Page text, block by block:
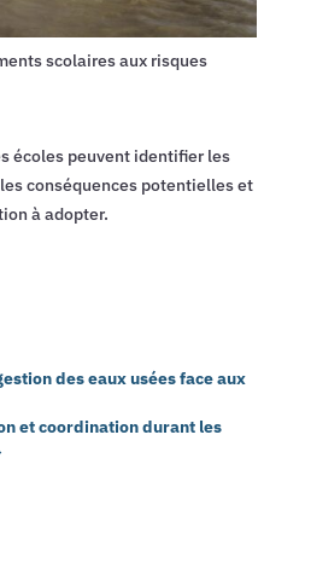
scolaires aux risques
écoles peuvent identifier les
conséquences potentielles et
à adopter.
des eaux usées face aux
et coordination durant les